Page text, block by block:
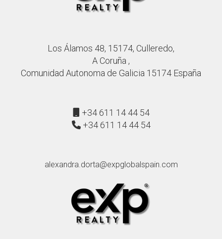
Los Álamos 48, 15174, Culleredo,
A Coruña ,
Comunidad Autonoma de Galicia 15174 España
+34 611 14 44 54
+34 611 14 44 54
alexandra.dorta@expglobalspain.com